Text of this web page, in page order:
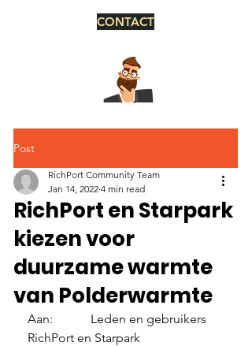
CONTACT
Post
RichPort en Starpark
kiezen voor
duurzame warmte
van Polderwarmte
RichPort Community Team
Jan 14, 2022 4 min read
Aan:		Leden en gebruikers
RichPort en Starpark